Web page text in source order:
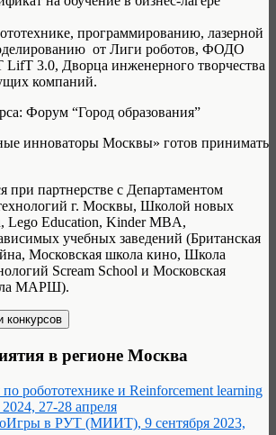
программированию, лазерной
от Лиги роботов, ФОДО
3.0, Дворца инженерного творчества
компаний.
Форум “Город образования”
инноваторы Москвы» готов принимать
при партнерстве с Департаментом
г. Москвы, Школой новых
Lego Education, Kinder MBA,
учебных заведений (Британская
Московская школа кино, Школа
Scream School и Московская
МАРШ).
в регионе Москва
робототехнике и Reinforcement learning
27-28 апреля
в РУТ (МИИТ), 9 сентября 2023,